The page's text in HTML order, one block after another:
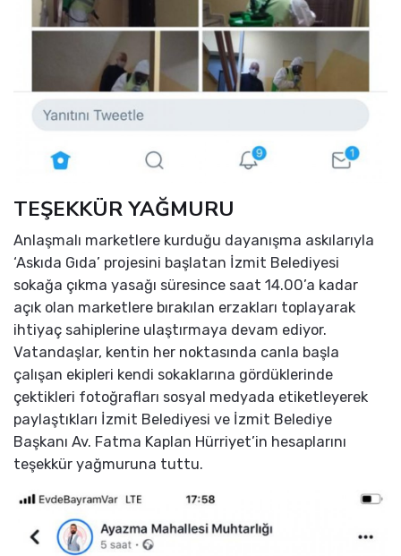
TEŞEKKÜR YAĞMURU
Anlaşmalı marketlere kurduğu dayanışma askılarıyla
‘Askıda Gıda’ projesini başlatan İzmit Belediyesi
sokağa çıkma yasağı süresince saat 14.00’a kadar
açık olan marketlere bırakılan erzakları toplayarak
ihtiyaç sahiplerine ulaştırmaya devam ediyor.
Vatandaşlar, kentin her noktasında canla başla
çalışan ekipleri kendi sokaklarına gördüklerinde
çektikleri fotoğrafları sosyal medyada etiketleyerek
paylaştıkları İzmit Belediyesi ve İzmit Belediye
Başkanı Av. Fatma Kaplan Hürriyet’in hesaplarını
teşekkür yağmuruna tuttu.